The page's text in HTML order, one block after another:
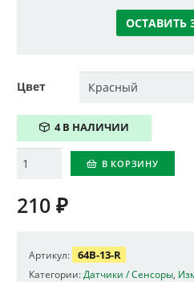
ОСТАВИТЬ
Цвет
4 В НАЛИЧИИ
Количество В КОРЗИНУ
210 ₽
Артикул: 64B-13-R
Категории: Датчики / Сенсоры